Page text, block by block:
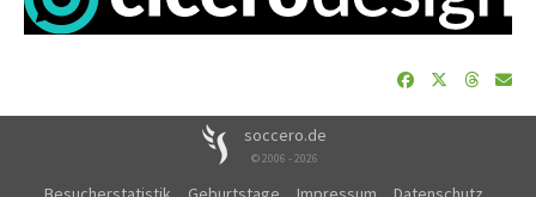
soccero.de
© 2006 - 2026